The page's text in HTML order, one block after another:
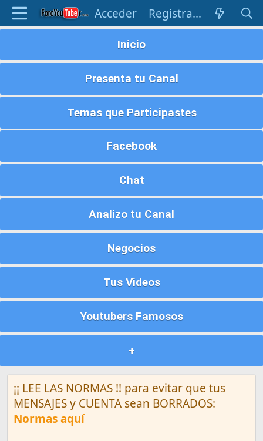
Acceder Registrarse
Inicio
Presenta tu Canal
Temas que Participastes
Facebook
Chat
Analizo tu Canal
Negocios
Tus Videos
Youtubers Famosos
+
¡¡ LEE LAS NORMAS !! para evitar que tus
MENSAJES y CUENTA sean BORRADOS:
Normas aquí